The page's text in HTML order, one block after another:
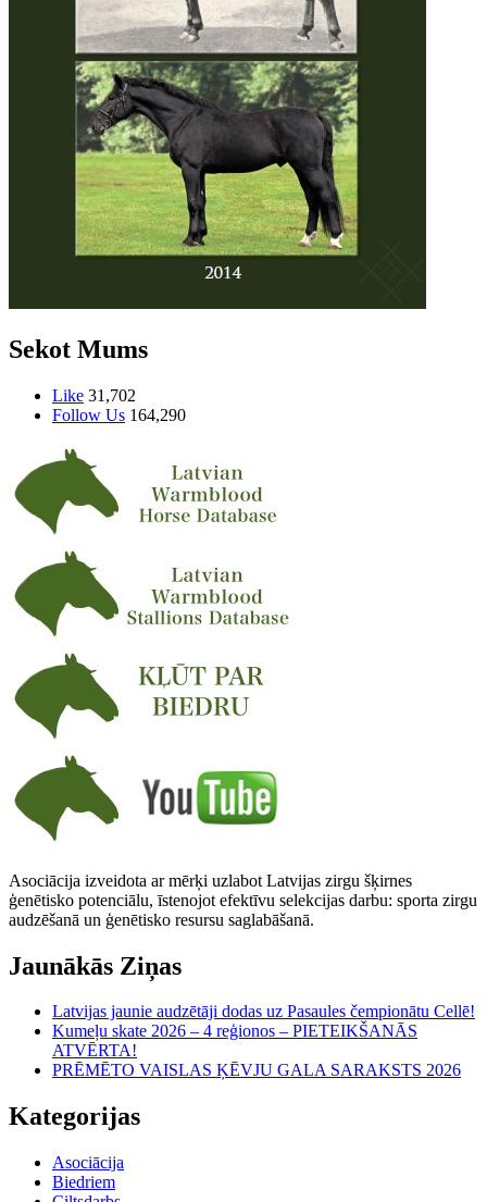
Sekot Mums
Like 31,702
Follow Us 164,290
Asociācija izveidota ar mērķi uzlabot Latvijas zirgu šķirnes
ģenētisko potenciālu, īstenojot efektīvu selekcijas darbu: sporta zirgu
audzēšanā un ģenētisko resursu saglabāšanā.
Jaunākās Ziņas
Latvijas jaunie audzētāji dodas uz Pasaules čempionātu Cellē!
Kumeļu skate 2026 – 4 reģionos – PIETEIKŠANĀS
ATVĒRTA!
PRĒMĒTO VAISLAS ĶĒVJU GALA SARAKSTS 2026
Kategorijas
Asociācija
Biedriem